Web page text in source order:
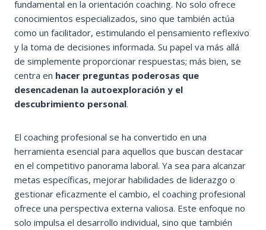
fundamental en la orientación coaching. No solo ofrece
conocimientos especializados, sino que también actúa
como un facilitador, estimulando el pensamiento reflexivo
y la toma de decisiones informada. Su papel va más allá
de simplemente proporcionar respuestas; más bien, se
centra en hacer preguntas poderosas que
desencadenan la autoexploración y el
descubrimiento personal.
El coaching profesional se ha convertido en una
herramienta esencial para aquellos que buscan destacar
en el competitivo panorama laboral. Ya sea para alcanzar
metas específicas, mejorar habilidades de liderazgo o
gestionar eficazmente el cambio, el coaching profesional
ofrece una perspectiva externa valiosa. Este enfoque no
solo impulsa el desarrollo individual, sino que también